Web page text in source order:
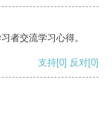
者交流学习心得。
支持[0] 反对[0]